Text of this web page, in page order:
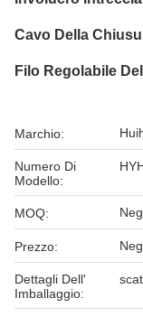
Cavo Della
Filo Regolabile
Marchio:
Numero Di
Modello:
MOQ:
Prezzo:
Dettagli Dell'
Imballaggio: